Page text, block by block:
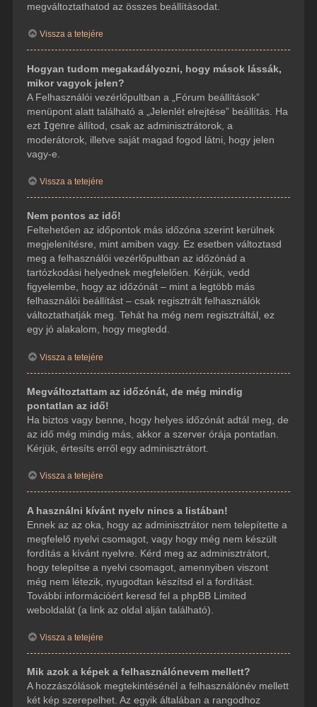
megváltoztathatod az összes beállításodat.
Vissza a tetejére
Hogyan tudom megakadályozni, hogy mások lássák,
mikor vagyok jelen?
A Felhasználói vezérlőpultban a „Fórum beállítások”
menüpont alatt található a „Jelenlét elrejtése” beállítás. Ha
ezt Igenre állítod, csak az adminisztrátorok, a
moderátorok, illetve saját magad fogod látni, hogy jelen
vagy-e.
Vissza a tetejére
Nem pontos az idő!
Feltehetően az időpontok más időzóna szerint kerülnek
megjelenítésre, mint amiben vagy. Ez esetben változtasd
meg a felhasználói vezérlőpultban az időzónád a
tartózkodási helyednek megfelelően. Kérjük, vedd
figyelembe, hogy az időzónát – mint a legtöbb más
felhasználói beállítást – csak regisztrált felhasználók
változtathatják meg. Tehát ha még nem regisztráltál, ez
egy jó alakalom, hogy megtedd.
Vissza a tetejére
Megváltoztattam az időzónát, de még mindig
pontatlan az idő!
Ha biztos vagy benne, hogy helyes időzónát adtál meg, de
az idő még mindig más, akkor a szerver órája pontatlan.
Kérjük, értesíts erről egy adminisztrátort.
Vissza a tetejére
A használni kívánt nyelv nincs a listában!
Ennek az az oka, hogy az adminisztrátor nem telepítette a
megfelelő nyelvi csomagot, vagy hogy még nem készült
fordítás a kívánt nyelvre. Kérd meg az adminisztrátort,
hogy telepítse a nyelvi csomagot, amennyiben viszont
még nem létezik, nyugodtan készítsd el a fordítást.
További információért keresd fel a phpBB Limited
weboldalát (a link az oldal alján található).
Vissza a tetejére
Mik azok a képek a felhasználónevem mellett?
A hozzászólások megtekintésénél a felhasználónév mellett
két kép szerepelhet. Az egyik általában a rangodhoz